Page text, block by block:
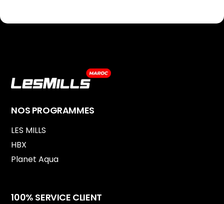
NOS PROGRAMMES
LES MILLS
HBX
Planet Aqua
100% SERVICE CLIENT